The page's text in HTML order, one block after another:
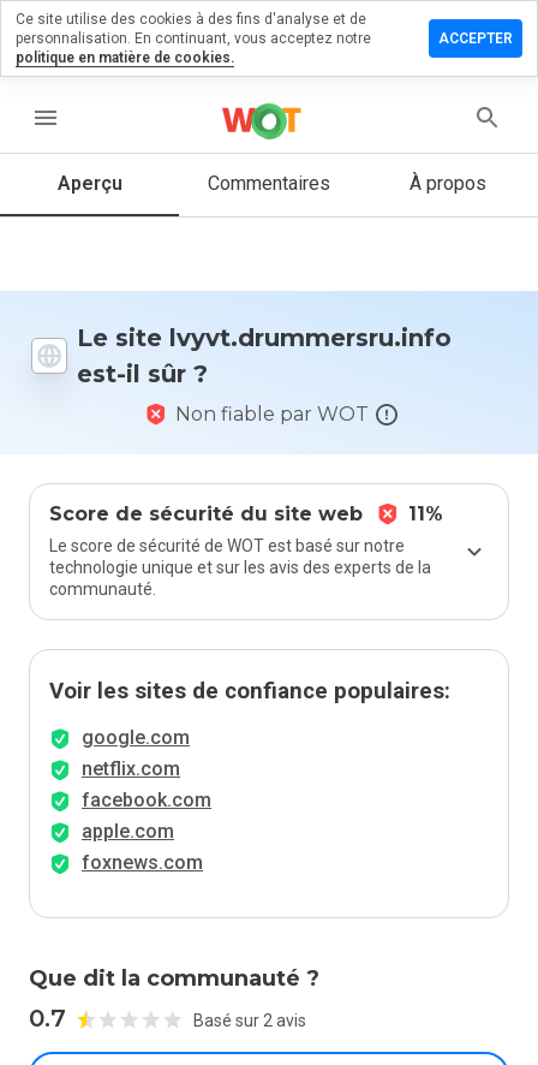
menu
Aperçu Commentaires À propos
Le site lvyvt.drummersru.info
est-il sûr ?
Non fiable par WOT
Score de sécurité du site web 11%
Le score de sécurité de WOT est basé sur notre
technologie unique et sur les avis des experts de la
communauté.
Voir les sites de confiance populaires:
google.com
netflix.com
facebook.com
apple.com
foxnews.com
Que dit la communauté ?
0.7 Basé sur 2 avis
sur
Quelle
donneriez-
Ce site utilise des cookies à des fins d'analyse et de
personnalisation. En continuant, vous acceptez notre
politique en matière de cookies.
ACCEPTER